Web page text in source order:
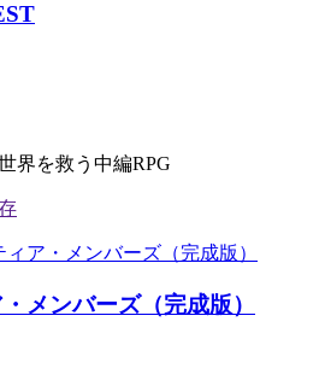
界を救う中編RPG
メンバーズ（完成版）